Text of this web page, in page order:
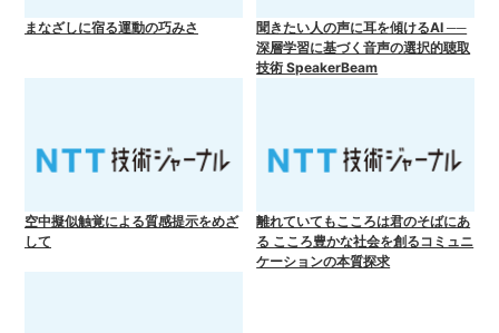
まなざしに宿る運動の巧みさ
聞きたい人の声に耳を傾けるAI ──
深層学習に基づく音声の選択的聴取
技術 SpeakerBeam
空中擬似触覚による質感提示をめざ
して
離れていてもこころは君のそばにあ
る こころ豊かな社会を創るコミュニ
ケーションの本質探求